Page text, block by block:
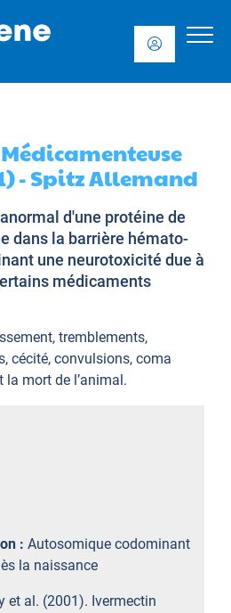
- Spitz Allemand
d'une protéine de
dans la barrière hémato-
une neurotoxicité due à
médicaments
tremblements,
cécité, convulsions, coma
mort de l’animal.
: Autosomique codominant
la naissance
et al. (2001). Ivermectin